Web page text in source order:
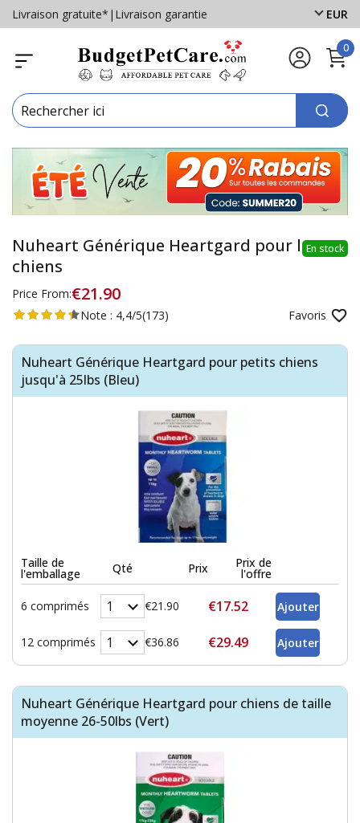
Livraison gratuite* | Livraison garantie EUR
0
En stock
Nuheart Générique Heartgard pour les
chiens
Price From:€21.90
Favoris
Note : 4,4/5(173)
Nuheart Générique Heartgard pour petits chiens
jusqu'à 25lbs (Bleu)
Taille de
l'emballage Qté Prix Prix de
l'offre
6 comprimés €21.90 €17.52
12 comprimés €36.86 €29.49
Nuheart Générique Heartgard pour chiens de taille
moyenne 26-50lbs (Vert)